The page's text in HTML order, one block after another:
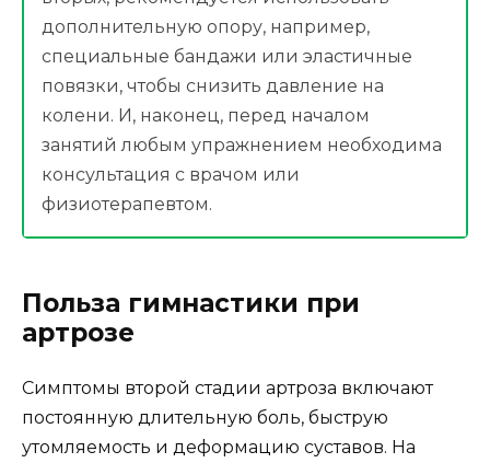
дополнительную опору, например,
специальные бандажи или эластичные
повязки, чтобы снизить давление на
колени. И, наконец, перед началом
занятий любым упражнением необходима
консультация с врачом или
физиотерапевтом.
Польза гимнастики при
артрозе
Симптомы второй стадии артроза включают
постоянную длительную боль, быструю
утомляемость и деформацию суставов. На